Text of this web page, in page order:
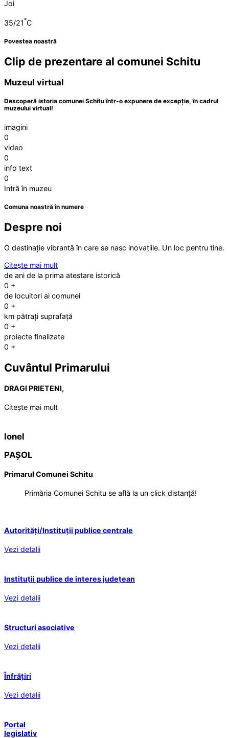
Joi
35/21°C
Povestea noastră
Clip de prezentare al comunei Schitu
Muzeul virtual
Descoperă istoria comunei Schitu într-o expunere de excepție, în cadrul
muzeului virtual!
imagini
0
video
0
info text
0
Intră în muzeu
Comuna noastră în numere
Despre noi
O destinație vibrantă în care se nasc inovațiile. Un loc pentru tine.
Citește mai mult
de ani de la prima atestare istorică
0 +
de locuitori ai comunei
0 +
km pătrați suprafață
0 +
proiecte finalizate
0 +
Cuvântul Primarului
DRAGI PRIETENI,
Citește mai mult
Ionel
PAȘOL
Primarul Comunei Schitu
Primăria Comunei Schitu se află la un click distanță!
Autorități/Instituții publice centrale
Vezi detalii
Instituții publice de interes județean
Vezi detalii
Structuri asociative
Vezi detalii
Înfrățiri
Vezi detalii
Portal
legislativ